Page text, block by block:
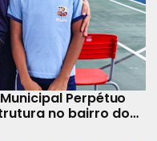
Perpétuo
no bairro do